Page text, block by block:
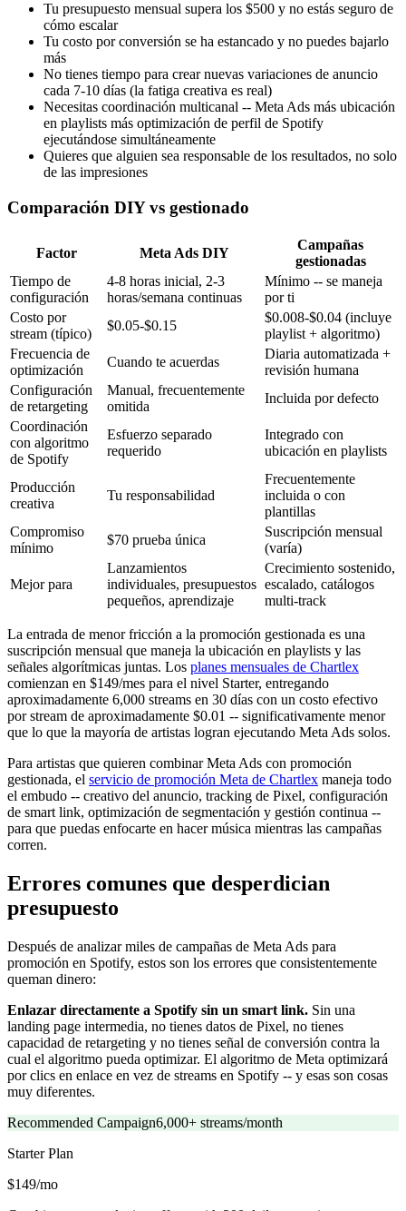
Tu presupuesto mensual supera los $500 y no estás seguro de
cómo escalar
Tu costo por conversión se ha estancado y no puedes bajarlo
más
No tienes tiempo para crear nuevas variaciones de anuncio
cada 7-10 días (la fatiga creativa es real)
Necesitas coordinación multicanal -- Meta Ads más ubicación
en playlists más optimización de perfil de Spotify
ejecutándose simultáneamente
Quieres que alguien sea responsable de los resultados, no solo
de las impresiones
Comparación DIY vs gestionado
Factor Meta Ads DIY
Campañas
gestionadas
Tiempo de
configuración
4-8 horas inicial, 2-3
horas/semana continuas
Mínimo -- se maneja
por ti
Costo por
stream (típico)
$0.05-$0.15
$0.008-$0.04 (incluye
playlist + algoritmo)
Frecuencia de
optimización
Cuando te acuerdas
Diaria automatizada +
revisión humana
Configuración
de retargeting
Manual, frecuentemente
omitida
Incluida por defecto
Coordinación
con algoritmo
de Spotify
Esfuerzo separado
requerido
Integrado con
ubicación en playlists
Producción
creativa
Tu responsabilidad
Frecuentemente
incluida o con
plantillas
Compromiso
mínimo
$70 prueba única
Suscripción mensual
(varía)
Mejor para
Lanzamientos
individuales, presupuestos
pequeños, aprendizaje
Crecimiento sostenido,
escalado, catálogos
multi-track
La entrada de menor fricción a la promoción gestionada es una
suscripción mensual que maneja la ubicación en playlists y las
señales algorítmicas juntas. Los planes mensuales de Chartlex
comienzan en $149/mes para el nivel Starter, entregando
aproximadamente 6,000 streams en 30 días con un costo efectivo
por stream de aproximadamente $0.01 -- significativamente menor
que lo que la mayoría de artistas logran ejecutando Meta Ads solos.
Para artistas que quieren combinar Meta Ads con promoción
gestionada, el servicio de promoción Meta de Chartlex maneja todo
el embudo -- creativo del anuncio, tracking de Pixel, configuración
de smart link, optimización de segmentación y gestión continua --
para que puedas enfocarte en hacer música mientras las campañas
corren.
Errores comunes que desperdician
presupuesto
Después de analizar miles de campañas de Meta Ads para
promoción en Spotify, estos son los errores que consistentemente
queman dinero:
Enlazar directamente a Spotify sin un smart link. Sin una
landing page intermedia, no tienes datos de Pixel, no tienes
capacidad de retargeting y no tienes señal de conversión contra la
cual el algoritmo pueda optimizar. El algoritmo de Meta optimizará
por clics en enlace en vez de streams en Spotify -- y esas son cosas
muy diferentes.
Recommended Campaign6,000+ streams/month
StarterPlan
$149/mo